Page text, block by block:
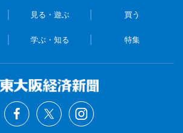
見る・遊ぶ 買う
学ぶ・知る 特集